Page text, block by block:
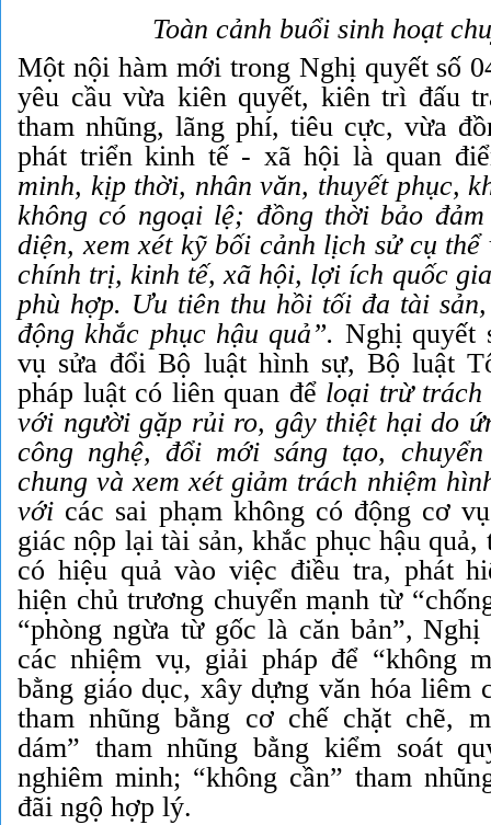
Toàn cảnh buổi sinh hoạt
Một nội hàm mới trong Nghị quyết số
yêu cầu vừa kiên quyết, kiên trì đấu
tham nhũng, lãng phí, tiêu cực, vừa
phát triển kinh tế - xã hội là quan
minh, kịp thời, nhân văn, thuyết phục,
không có ngoại lệ; đồng thời bảo
diện, xem xét kỹ bối cảnh lịch sử cụ
chính trị, kinh tế, xã hội, lợi ích quốc
phù hợp. Ưu tiên thu hồi tối đa tài
động khắc phục hậu quả”. Nghị quyết
vụ sửa đổi Bộ luật hình sự, Bộ luật
pháp luật có liên quan để loại trừ trách
với người gặp rủi ro, gây thiệt hại do
công nghệ, đổi mới sáng tạo,
chung và xem xét giảm trách nhiệm
với các sai phạm không có động cơ
giác nộp lại tài sản, khắc phục hậu quả,
có hiệu quả vào việc điều tra, phát
hiện chủ trương chuyển mạnh từ
“phòng ngừa từ gốc là căn bản”,
các nhiệm vụ, giải pháp để “không
bằng giáo dục, xây dựng văn hóa liêm
tham nhũng bằng cơ chế chặt chẽ,
dám” tham nhũng bằng kiểm soát
nghiêm minh; “không cần” tham
đãi ngộ hợp lý.